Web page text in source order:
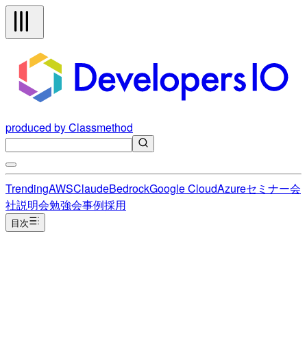
produced by Classmethod
TrendingAWSClaudeBedrockGoogle CloudAzureセミナー会
社説明会勉強会事例採用
目次